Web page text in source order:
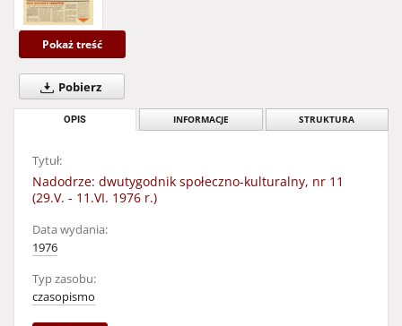
Pokaż treść
Pobierz
OPIS INFORMACJE STRUKTURA
Tytuł:
Nadodrze: dwutygodnik społeczno-kulturalny, nr 11
(29.V. - 11.VI. 1976 r.)
Data wydania:
1976
Typ zasobu:
czasopismo